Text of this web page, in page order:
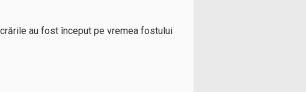
au fost început pe vremea fostului